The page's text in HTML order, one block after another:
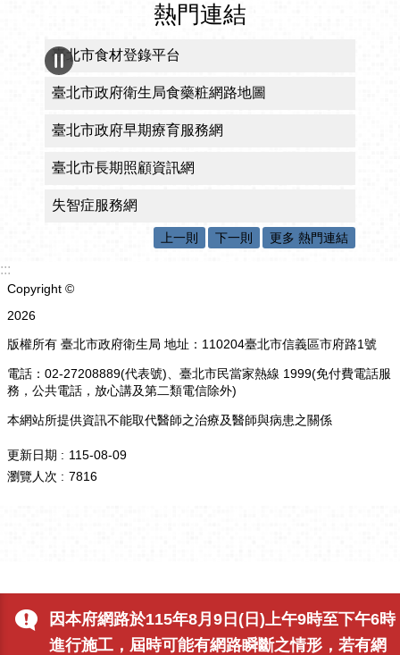
因本府網路於115年8月9日(日)上午9時至下午6時
進行施工，屆時可能有網路瞬斷之情形，若有網
熱門連結
臺北市食材登錄平台
臺北市政府衛生局食藥粧網路地圖
臺北市政府早期療育服務網
臺北市長期照顧資訊網
失智症服務網
上一則 下一則 更多 熱門連結
:::
Copyright ©
2026
版權所有 臺北市政府衛生局 地址：110204臺北市信義區市府路1號
電話：02-27208889(代表號)、臺北市民當家熱線 1999(免付費電話服
務，公共電話，放心講及第二類電信除外)
本網站所提供資訊不能取代醫師之治療及醫師與病患之關係
更新日期
115-08-09
瀏覽人次
7816